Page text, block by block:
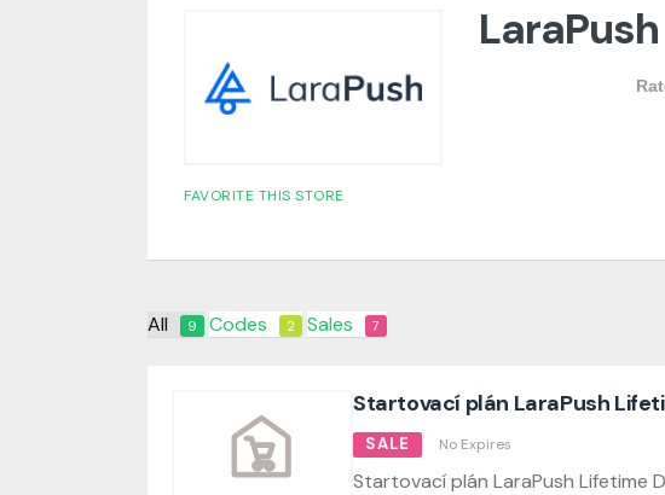
FAVORITE THIS STORE
All 9 Codes 2 Sales 7
Startovací plán LaraPush
SALE No Expires
Startovací plán LaraPush Lifetime